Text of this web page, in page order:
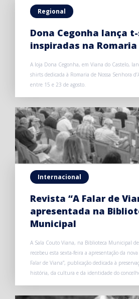
Regional
Dona Cegonha lança
inspiradas na Romaria
A loja Dona Cegonha, em Viana do Castelo,
shirts dedicada à Romaria de Nossa Senhora
entre 15 e 23 de agosto.
Internacional
Revista “A Falar de
apresentada na
Municipal
A Sala Couto Viana, na Biblioteca Municipal
recebeu esta sexta-feira a apresentação da
Falar de Viana”, publicação dedicada à
história, da cultura e da identidade do